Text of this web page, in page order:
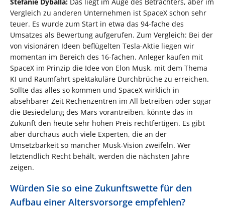
Vergleich zu anderen Unternehmen ist SpaceX schon sehr
teuer. Es wurde zum Start in etwa das 94-fache des
Umsatzes als Bewertung aufgerufen. Zum Vergleich: Bei der
von visionären Ideen beflügelten Tesla-Aktie liegen wir
momentan im Bereich des 16-fachen. Anleger kaufen mit
SpaceX im Prinzip die Idee von Elon Musk, mit dem Thema
KI und Raumfahrt spektakuläre Durchbrüche zu erreichen.
Sollte das alles so kommen und SpaceX wirklich in
absehbarer Zeit Rechenzentren im All betreiben oder sogar
die Besiedelung des Mars vorantreiben, könnte das in
Zukunft den heute sehr hohen Preis rechtfertigen. Es gibt
aber durchaus auch viele Experten, die an der
Umsetzbarkeit so mancher Musk-Vision zweifeln. Wer
letztendlich Recht behält, werden die nächsten Jahre
zeigen.
Würden Sie so eine Zukunftswette für den
Aufbau einer Altersvorsorge empfehlen?